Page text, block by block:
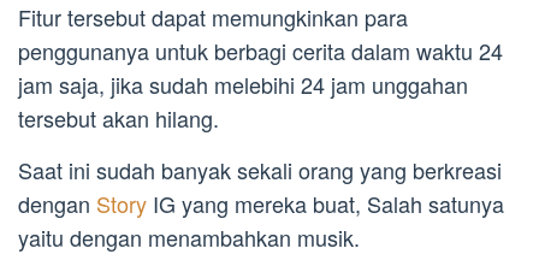
Fitur tersebut dapat memungkinkan para
penggunanya untuk berbagi cerita dalam waktu 24
jam saja, jika sudah melebihi 24 jam unggahan
tersebut akan hilang.
Saat ini sudah banyak sekali orang yang berkreasi
dengan Story IG yang mereka buat, Salah satunya
yaitu dengan menambahkan musik.